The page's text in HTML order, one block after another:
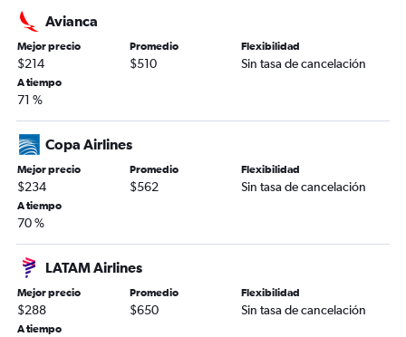
Avianca
Mejor precio
$214
Promedio
$510
Flexibilidad
Sin tasa de cancelación
A tiempo
71 %
Copa Airlines
Mejor precio
$234
Promedio
$562
Flexibilidad
Sin tasa de cancelación
A tiempo
70 %
LATAM Airlines
Mejor precio
$288
Promedio
$650
Flexibilidad
Sin tasa de cancelación
A tiempo